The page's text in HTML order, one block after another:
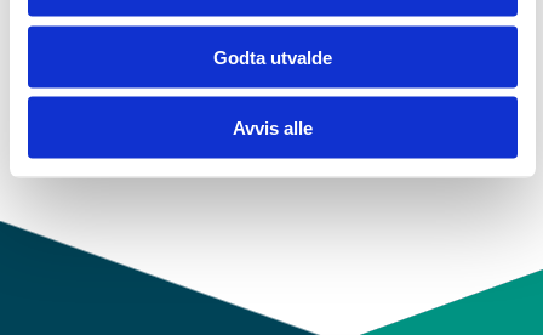
Godta utvalde
Avvis alle
DAT253 Avansert datagrafikk